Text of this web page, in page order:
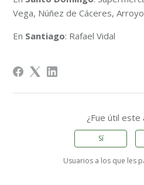
Vega, Núñez de Cáceres,
En Santiago: Rafael Vidal
¿Fue útil este
Sí
Usuarios a los que les